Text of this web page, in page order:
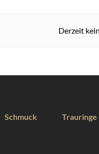
Derzeit
Schmuck Trauringe